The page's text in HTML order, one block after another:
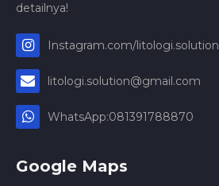
detailnya!
Instagram.com/litologi.solution
litologi.solution@gmail.com
WhatsApp:081391788870
Google Maps